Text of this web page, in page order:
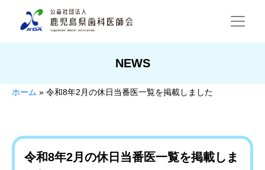
NEWS
ホーム » 令和8年2月の休日当番医一覧を掲載しました
令和8年2月の休日当番医一覧を掲載しま